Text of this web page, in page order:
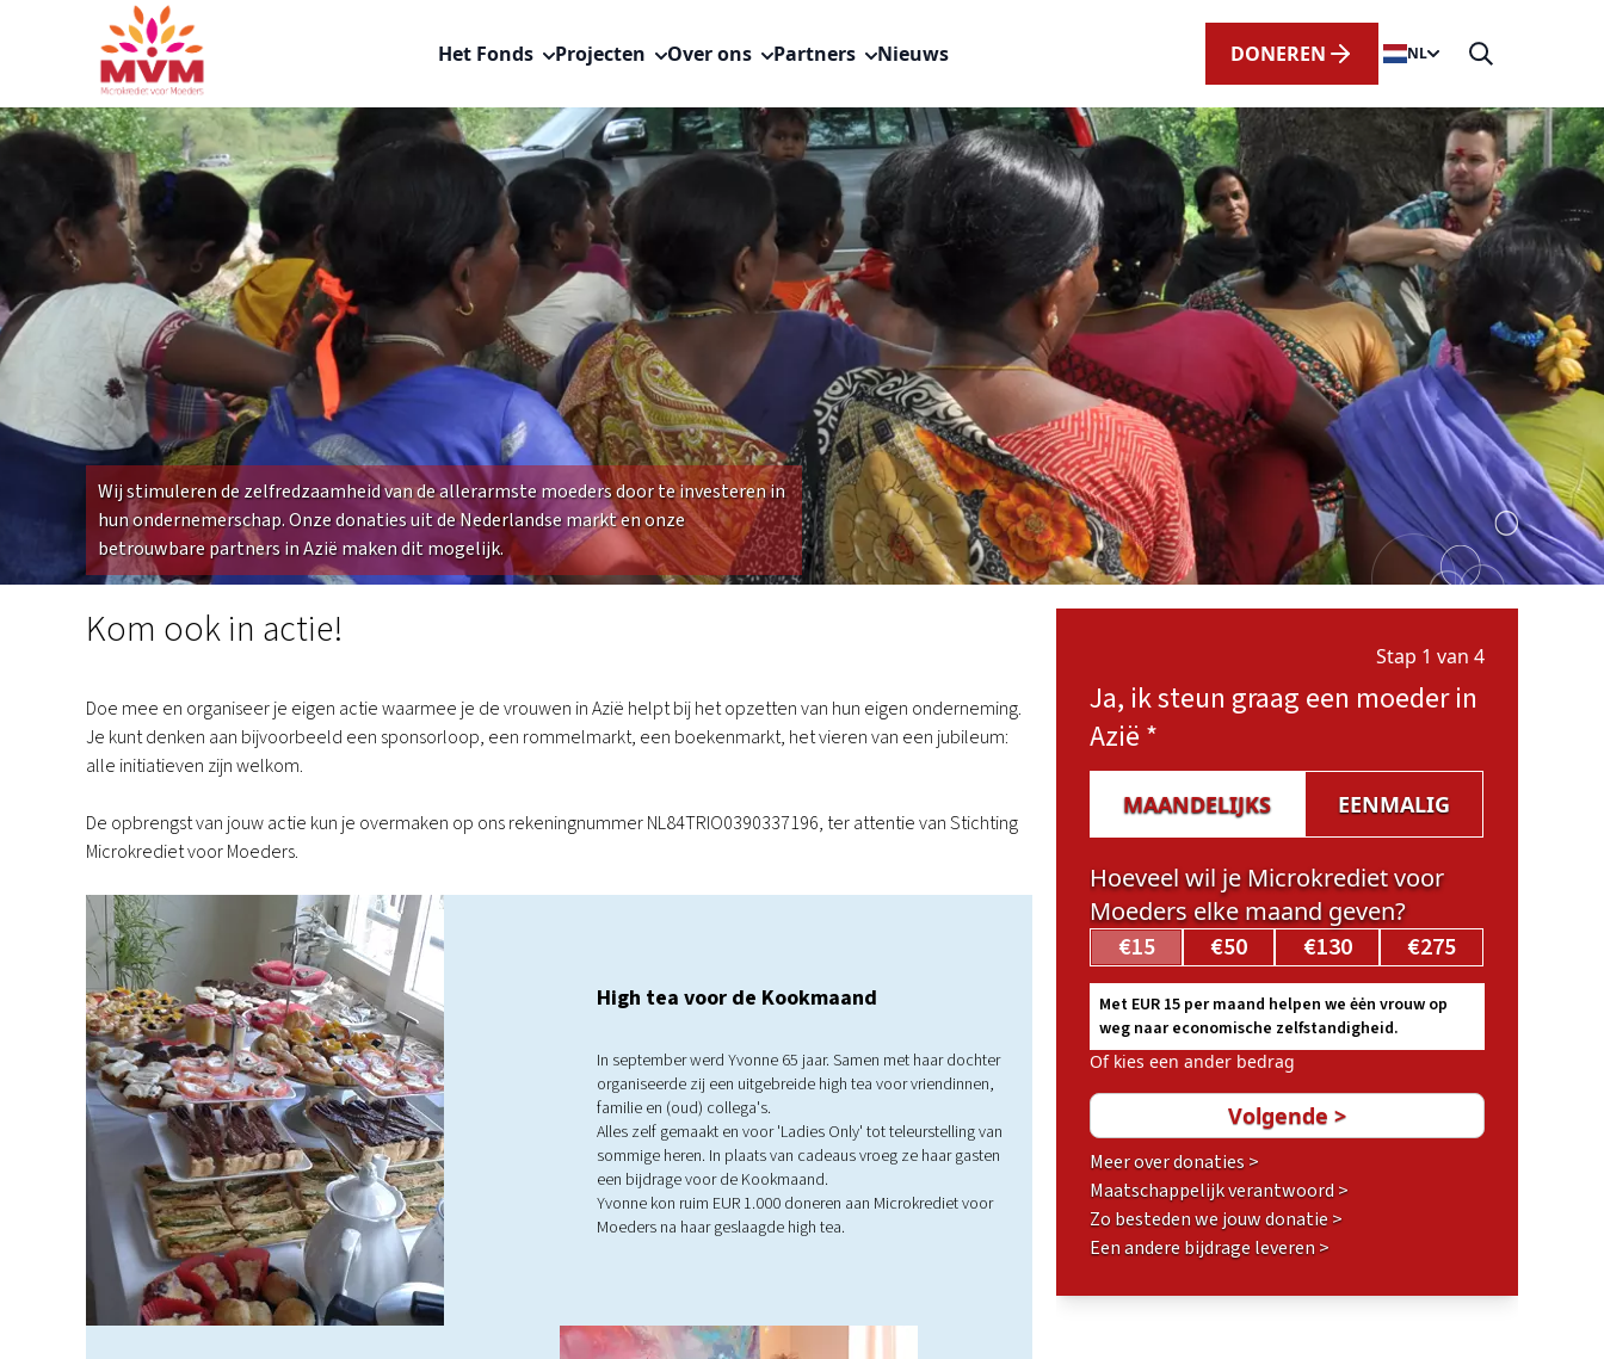
inhoud
navigation
Het Fonds Projecten Over ons Partners Nieuws DONEREN NL
Wij stimuleren de zelfredzaamheid van de allerarmste moeders door te investeren in
hun ondernemerschap. Onze donaties uit de Nederlandse markt en onze
betrouwbare partners in Azië maken dit mogelijk.
Doneren
Kom ook in actie!
Doe mee en organiseer je eigen actie waarmee je de vrouwen in Azië helpt bij het opzetten van hun eigen onderneming.
Je kunt denken aan bijvoorbeeld een sponsorloop, een rommelmarkt, een boekenmarkt, het vieren van een jubileum:
alle initiatieven zijn welkom.
De opbrengst van jouw actie kun je overmaken op ons rekeningnummer NL84TRIO0390337196, ter attentie van Stichting
Microkrediet voor Moeders.
High tea voor de Kookmaand
In september werd Yvonne 65 jaar. Samen met haar dochter
organiseerde zij een uitgebreide high tea voor vriendinnen,
familie en (oud) collega's.
Alles zelf gemaakt en voor 'Ladies Only' tot teleurstelling van
sommige heren. In plaats van cadeaus vroeg ze haar gasten
een bijdrage voor de Kookmaand.
Yvonne kon ruim EUR 1.000 doneren aan Microkrediet voor
Moeders na haar geslaagde high tea.
Stap 1 van 4
Ja, ik steun graag een moeder in
Azië *
MAANDELIJKS EENMALIG
Hoeveel wil je Microkrediet voor
Moeders elke maand geven?
€15 €50 €130 €275
Met EUR 15 per maand helpen we ėėn vrouw op
weg naar economische zelfstandigheid.
Of kies een ander bedrag
Meer over donaties >
Maatschappelijk verantwoord >
Zo besteden we jouw donatie >
Een andere bijdrage leveren >